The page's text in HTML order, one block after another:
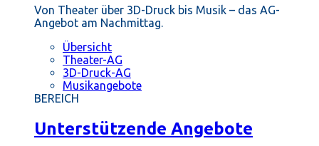
Von Theater über 3D-Druck bis Musik – das AG-
Angebot am Nachmittag.
Übersicht
Theater-AG
3D-Druck-AG
Musikangebote
BEREICH
Unterstützende Angebote